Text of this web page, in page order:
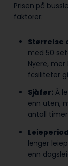
Prisen på
faktorer:
Størrelse
med 50
Nyere,
fasiliteter
Sjåfør: Å
enn uten,
antall
lenger
enn